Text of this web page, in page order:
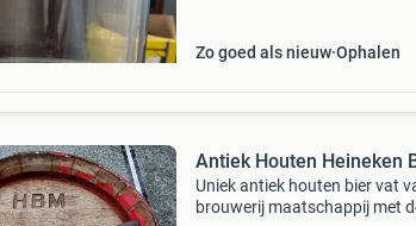
Zo goed als nieuw Ophalen
Antiek Houten Heineken
Uniek antiek houten bier vat
brouwerij maatschappij met